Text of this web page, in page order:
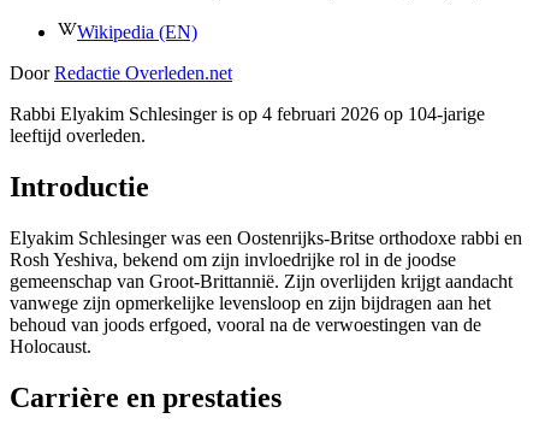
Wikipedia (EN)
Door Redactie Overleden.net
Rabbi Elyakim Schlesinger is op 4 februari 2026 op 104-jarige
leeftijd overleden.
Introductie
Elyakim Schlesinger was een Oostenrijks-Britse orthodoxe rabbi en
Rosh Yeshiva, bekend om zijn invloedrijke rol in de joodse
gemeenschap van Groot-Brittannië. Zijn overlijden krijgt aandacht
vanwege zijn opmerkelijke levensloop en zijn bijdragen aan het
behoud van joods erfgoed, vooral na de verwoestingen van de
Holocaust.
Carrière en prestaties